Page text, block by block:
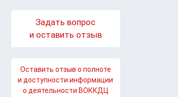
Задать вопрос
и оставить отзыв
Оставить отзыв о полноте
и доступности информации
о деятельности ВОККДЦ